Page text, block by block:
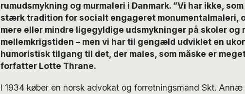
rumudsmykning og murmaleri i Danmark. ”Vi har ikke,
stærk tradition for socialt engageret monumentalmaleri,
mere eller mindre ligegyldige udsmykninger på skoler og
mellemkrigstiden – men vi har til gengæld udviklet en
humoristisk tilgang til det, der males, som måske er
forfatter Lotte Thrane.
I 1934 køber en norsk advokat og forretningsmand Skt. Annæ